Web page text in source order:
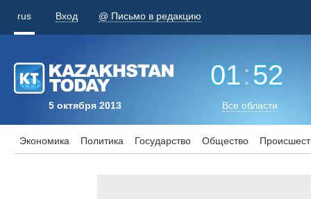
rus Вход @ Письмо в редакцию
5 октября 2013
01:52
Все области
Экономика Политика Государство Общество